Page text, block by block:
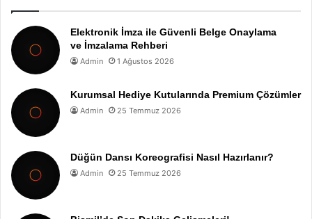
Elektronik İmza ile Güvenli Belge Onaylama
ve İmzalama Rehberi
Admin 1 Ağustos 2026
Kurumsal Hediye Kutularında Premium Çözümler
Admin 25 Temmuz 2026
Düğün Dansı Koreografisi Nasıl Hazırlanır?
Admin 25 Temmuz 2026